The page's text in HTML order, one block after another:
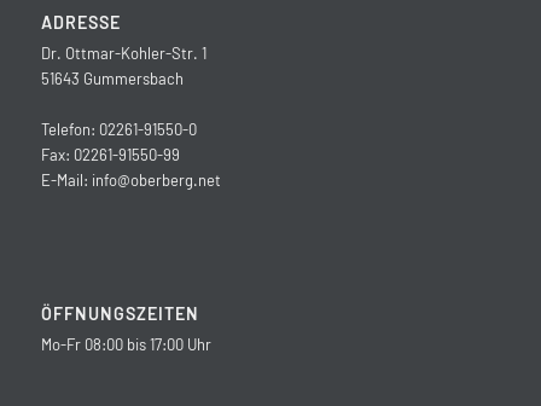
ADRESSE
Dr. Ottmar-Kohler-Str. 1
51643 Gummersbach
Telefon: 02261-91550-0
Fax: 02261-91550-99
E-Mail: info@oberberg.net
ÖFFNUNGSZEITEN
Mo-Fr 08:00 bis 17:00 Uhr